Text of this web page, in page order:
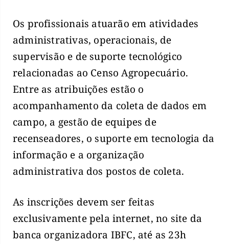
Os profissionais atuarão em atividades
administrativas, operacionais, de
supervisão e de suporte tecnológico
relacionadas ao Censo Agropecuário.
Entre as atribuições estão o
acompanhamento da coleta de dados em
campo, a gestão de equipes de
recenseadores, o suporte em tecnologia da
informação e a organização
administrativa dos postos de coleta.
As inscrições devem ser feitas
exclusivamente pela internet, no site da
banca organizadora IBFC, até as 23h